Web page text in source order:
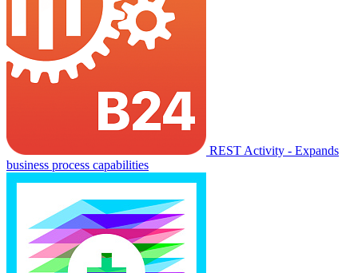
REST Activity - Expands
business process capabilities